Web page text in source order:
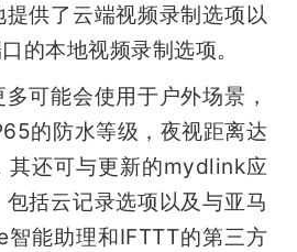
供了云端视频录制选项以
的本地视频录制选项。
可能会使用于户外场景，
的防水等级，夜视距离达
其还可与更新的mydlink应
括云记录选项以及与亚马
能助理和IFTTT的第三方